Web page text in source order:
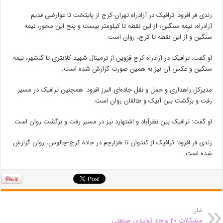
زندی فر افزود: ترافیک در آزادراه تهران-کرج از پایتخت تا عوارضی قدیم
آزادراه، نیمه سنگین؛ از این نقطه تا کیلومتر بیست و پنج این محور، نیمه
سنگین و از این نقطه تا کرج، روان است.
او گفت: ترافیک در آزادراه کرج-قزوین از ترمینال شهید کلانتری تا گلشهر، نیمه
سنگین و عکس آن نیز به همین صورت گزارش شده است.
مدیرکل راهداری و حمل و نقل جاده‌ای البرز افزود: همچنین ترافیک در مسیر
رفت و برگشت بین آبیک و طالقان روان است.
او گفت: ترافیک بین نظرآباد و اشتهارد نیز در مسیر رفت و برگشت روان است.
زندی فر افزود: ترافیک از کندوان تا هزارچم در جاده کرج-چالوس، روان گزارش
شده است.
قبلی
مشکلات ۲۰ واحد تولیدی صنعتی